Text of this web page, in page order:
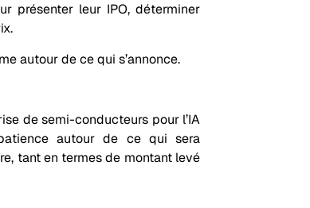
présenter leur IPO, déterminer
autour de ce qui s’annonce.
de semi-conducteurs pour l’IA
autour de ce qui sera
tant en termes de montant levé